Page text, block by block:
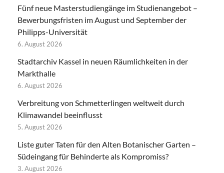
Fünf neue Masterstudiengänge im Studienangebot –
Bewerbungsfristen im August und September der
Philipps-Universität
6. August 2026
Stadtarchiv Kassel in neuen Räumlichkeiten in der
Markthalle
6. August 2026
Verbreitung von Schmetterlingen weltweit durch
Klimawandel beeinflusst
5. August 2026
Liste guter Taten für den Alten Botanischer Garten –
Südeingang für Behinderte als Kompromiss?
3. August 2026